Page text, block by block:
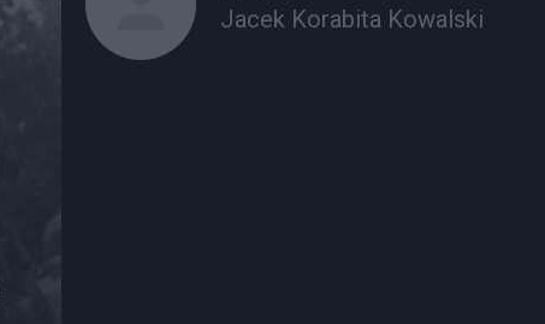
Jacek Korabita Kowalski